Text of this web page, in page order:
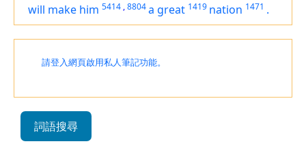
will make him 5414 ,8804a great 1419 nation 1471 .
請登入網頁啟用私人筆記功能。
詞語搜尋